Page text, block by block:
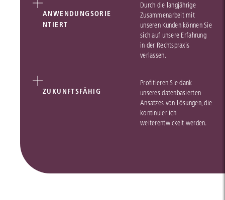
ANWENDUNGSORIE
NTIERT
Durch die langjährige
Zusammenarbeit mit
unseren Kunden können Sie
sich auf unsere Erfahrung
in der Rechtspraxis
verlassen.
ZUKUNFTSFÄHIG
Profitieren Sie dank
unseres datenbasierten
Ansatzes von Lösungen, die
kontinuierlich
weiterentwickelt werden.